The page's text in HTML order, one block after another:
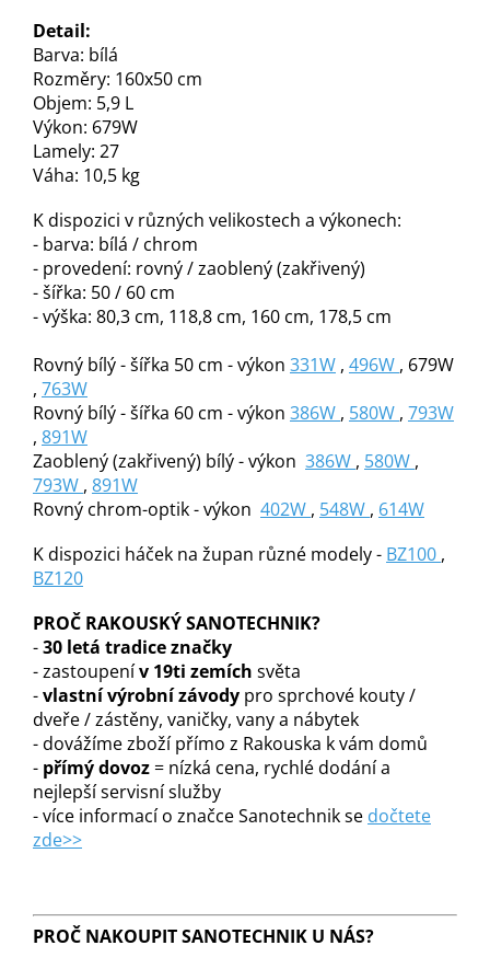
Detail:
Barva: bílá
Rozměry: 160x50 cm
Objem: 5,9 L
Výkon: 679W
Lamely: 27
Váha: 10,5 kg
K dispozici v různých velikostech a výkonech:
- barva: bílá / chrom
- provedení: rovný / zaoblený (zakřivený)
- šířka: 50 / 60 cm
- výška: 80,3 cm, 118,8 cm, 160 cm, 178,5 cm
Rovný bílý - šířka 50 cm - výkon 331W , 496W , 679W
, 763W
Rovný bílý - šířka 60 cm - výkon 386W , 580W , 793W
, 891W
Zaoblený (zakřivený) bílý - výkon 386W , 580W ,
793W , 891W
Rovný chrom-optik - výkon 402W , 548W , 614W
K dispozici háček na župan různé modely - BZ100 ,
BZ120
PROČ RAKOUSKÝ SANOTECHNIK?
-30 letá tradice značky
- zastoupenív 19ti zemích světa
-vlastní výrobní závody pro sprchové kouty /
dveře / zástěny, vaničky, vany a nábytek
- dovážíme zboží přímo z Rakouska k vám domů
- přímý dovoz= nízká cena, rychlé dodání a
nejlepší servisní služby
- více informací o značce Sanotechnik se dočtete
zde>>
PROČ NAKOUPIT SANOTECHNIK U NÁS?